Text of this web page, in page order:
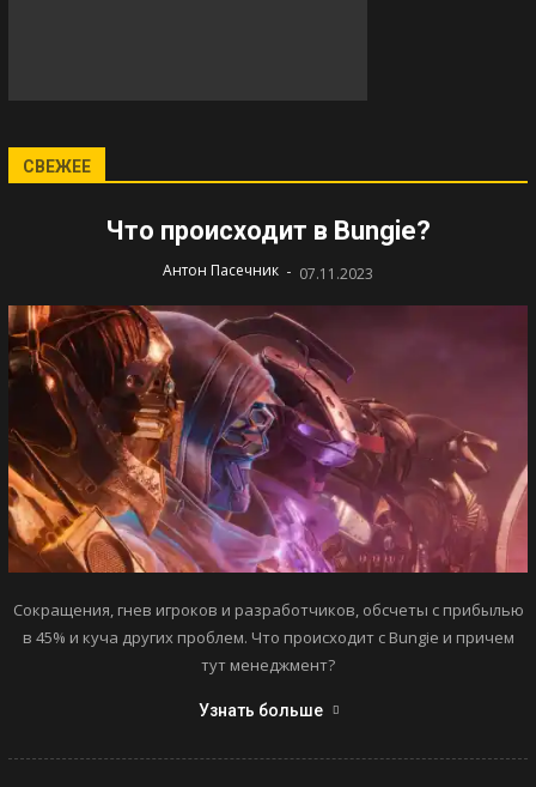
СВЕЖЕЕ
Что происходит в Bungie?
Антон Пасечник - 07.11.2023
Сокращения, гнев игроков и разработчиков, обсчеты с прибылью
в 45% и куча других проблем. Что происходит с Bungie и причем
тут менеджмент?
Узнать больше